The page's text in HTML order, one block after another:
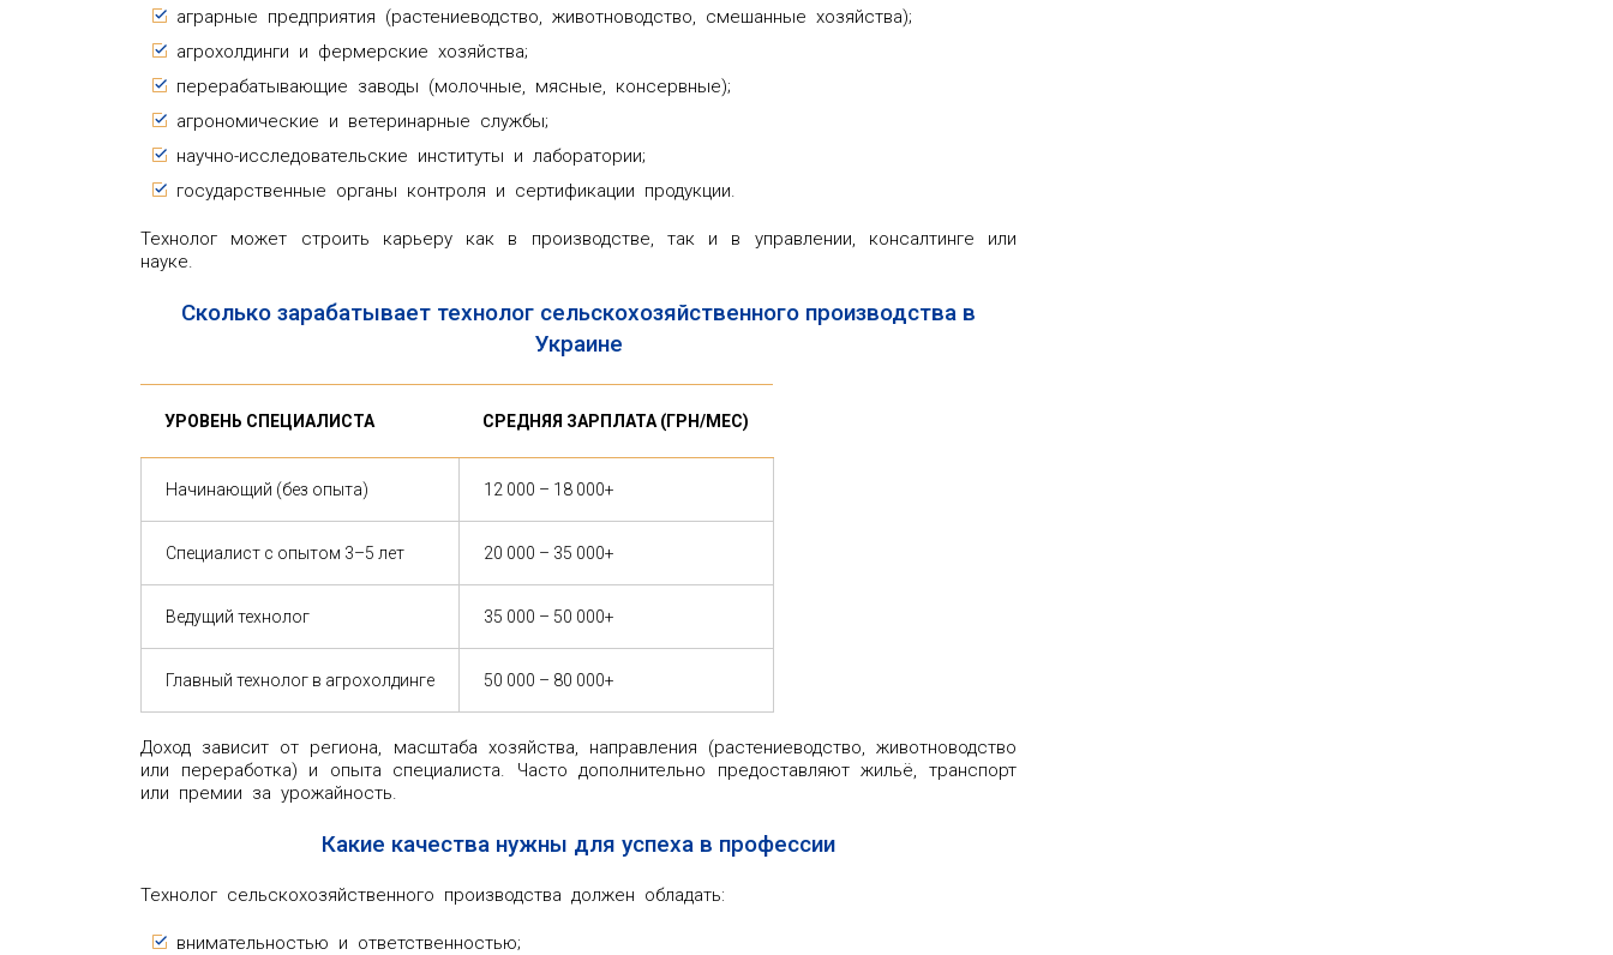
аграрные предприятия (растениеводство, животноводство, смешанные хозяйства);
агрохолдинги и фермерские хозяйства;
перерабатывающие заводы (молочные, мясные, консервные);
агрономические и ветеринарные службы;
научно-исследовательские институты и лаборатории;
государственные органы контроля и сертификации продукции.
Технолог может строить карьеру как в производстве, так и в управлении, консалтинге или
науке.
Сколько зарабатывает технолог сельскохозяйственного производства в
Украине
УРОВЕНЬ СПЕЦИАЛИСТА СРЕДНЯЯ ЗАРПЛАТА (ГРН/МЕС)
Начинающий (без опыта) 12 000 – 18 000+
Специалист с опытом 3–5 лет 20 000 – 35 000+
Ведущий технолог 35 000 – 50 000+
Главный технолог в агрохолдинге 50 000 – 80 000+
Доход зависит от региона, масштаба хозяйства, направления (растениеводство, животноводство
или переработка) и опыта специалиста. Часто дополнительно предоставляют жильё, транспорт
или премии за урожайность.
Какие качества нужны для успеха в профессии
Технолог сельскохозяйственного производства должен обладать:
внимательностью и ответственностью;